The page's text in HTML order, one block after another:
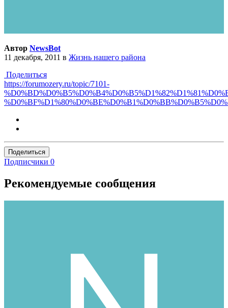
Автор NewsBot
11 декабря, 2011 в Жизнь нашего района
Поделиться
https://forumozery.ru/topic/7101-
Поделиться
Подписчики 0
Рекомендуемые сообщения